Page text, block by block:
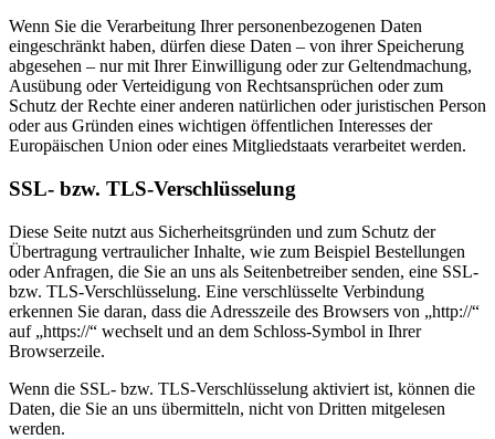
Wenn Sie die Verarbeitung Ihrer personenbezogenen Daten
eingeschränkt haben, dürfen diese Daten – von ihrer Speicherung
abgesehen – nur mit Ihrer Einwilligung oder zur Geltendmachung,
Ausübung oder Verteidigung von Rechtsansprüchen oder zum
Schutz der Rechte einer anderen natürlichen oder juristischen Person
oder aus Gründen eines wichtigen öffentlichen Interesses der
Europäischen Union oder eines Mitgliedstaats verarbeitet werden.
SSL- bzw. TLS-Verschlüsselung
Diese Seite nutzt aus Sicherheitsgründen und zum Schutz der
Übertragung vertraulicher Inhalte, wie zum Beispiel Bestellungen
oder Anfragen, die Sie an uns als Seitenbetreiber senden, eine SSL-
bzw. TLS-Verschlüsselung. Eine verschlüsselte Verbindung
erkennen Sie daran, dass die Adresszeile des Browsers von „http://“
auf „https://“ wechselt und an dem Schloss-Symbol in Ihrer
Browserzeile.
Wenn die SSL- bzw. TLS-Verschlüsselung aktiviert ist, können die
Daten, die Sie an uns übermitteln, nicht von Dritten mitgelesen
werden.